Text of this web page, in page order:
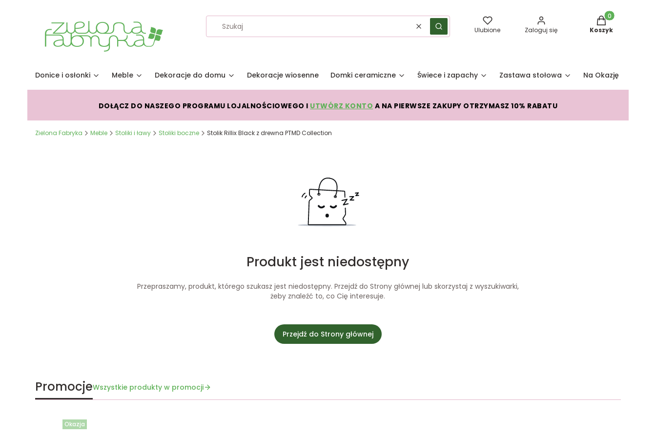
WyczyśćSzukaj Ulubione Zaloguj się
Produkty w
Koszyk
Donice i osłonki Meble Dekoracje do domu Dekoracje wiosenne Domki ceramiczne Świece i zapachy Zastawa stołowa Na Okazję
DOŁĄCZ DO NASZEGO PROGRAMU LOJALNOŚCIOWEGO I UTWÓRZ KONTO A NA PIERWSZE ZAKUPY OTRZYMASZ 10% RABATU
Zielona Fabryka Meble Stoliki i ławy Stoliki boczne Stolik Rillix Black z drewna PTMD Collection
Produkt jest niedostępny
Przepraszamy, produkt, którego szukasz jest niedostępny. Przejdź do Strony głównej lub skorzystaj z wyszukiwarki,
żeby znaleźć to, co Cię interesuje.
Przejdź do Strony głównej
PromocjeWszystkie produkty w promocji
Okazja